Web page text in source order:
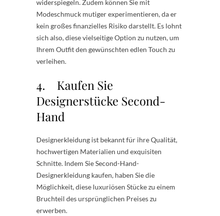
widerspiegeln. Zudem können Sie mit
Modeschmuck mutiger experimentieren, da er
kein großes finanzielles Risiko darstellt. Es lohnt
sich also, diese vielseitige Option zu nutzen, um
Ihrem Outfit den gewünschten edlen Touch zu
verleihen.
4. Kaufen Sie
Designerstücke Second-
Hand
Designerkleidung ist bekannt für ihre Qualität,
hochwertigen Materialien und exquisiten
Schnitte. Indem Sie Second-Hand-
Designerkleidung kaufen, haben Sie die
Möglichkeit, diese luxuriösen Stücke zu einem
Bruchteil des ursprünglichen Preises zu
erwerben.